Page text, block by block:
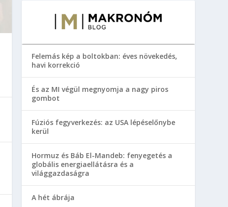
Felemás kép a boltokban: éves növekedés,
havi korrekció
És az MI végül megnyomja a nagy piros
gombot
Fúziós fegyverkezés: az USA lépéselőnybe
kerül
Hormuz és Báb El-Mandeb: fenyegetés a
globális energiaellátásra és a
világgazdaságra
A hét ábrája